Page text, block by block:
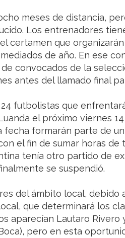
meses de distancia,
Los entrenadores
certamen que
de año. En ese
convocados de la
antes del llamado final
futbolistas que
el próximo viernes
fecha formarán parte de
el fin de sumar horas de
tenía otro partido de
se suspendió.
del ámbito local, debido
que determinará los
aparecían Lautaro Rivero
pero en esta